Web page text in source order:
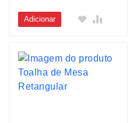
Adicionar